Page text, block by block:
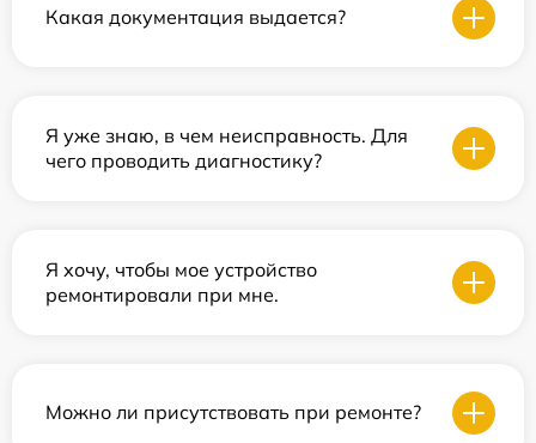
Какая документация выдается?
Я уже знаю, в чем неисправность. Для
чего проводить диагностику?
Я хочу, чтобы мое устройство
ремонтировали при мне.
Можно ли присутствовать при ремонте?